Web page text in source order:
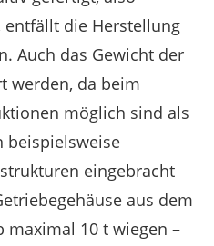
entfällt die Herstellung
Auch das Gewicht der
werden, da beim
möglich sind als
beispielsweise
eingebracht
aus dem
maximal 10 t wiegen –